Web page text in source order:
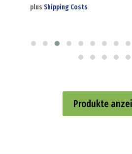
plus Shipping Costs
Produkte